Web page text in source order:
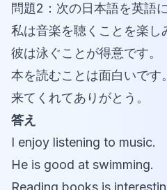
問題2：次の日本語を英語
私は音楽を聴くことを楽し
彼は泳ぐことが得意です。
本を読むことは面白いです。
来てくれてありがとう。
答え
I enjoy listening to music.
He is good at swimming.
Reading books is